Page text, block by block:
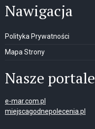
Nawigacja
Polityka Prywatności
Mapa Strony
Nasze portale
e-mar.com.pl
miejscagodnepolecenia.pl